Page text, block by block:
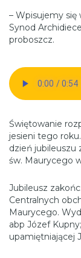
– Wpisujemy
Synod
proboszcz.
Świętowanie
jesieni tego
dzień jubileuszu
św. Maurycego
Jubileusz
Centralnych
Maurycego.
abp Józef
upamiętniającej